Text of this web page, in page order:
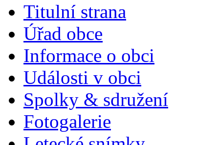
Titulní strana
Úřad obce
Informace o obci
Události v obci
Spolky & sdružení
Fotogalerie